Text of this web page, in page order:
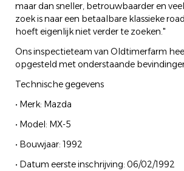
maar dan sneller, betrouwbaarder en
zoek is naar een betaalbare klassieke
hoeft eigenlijk niet verder te zoeken."
Ons inspectieteam van Oldtimerfarm
opgesteld met onderstaande
Technische gegevens
• Merk: Mazda
• Model: MX-5
• Bouwjaar: 1992
• Datum eerste inschrijving: 06/02/1992